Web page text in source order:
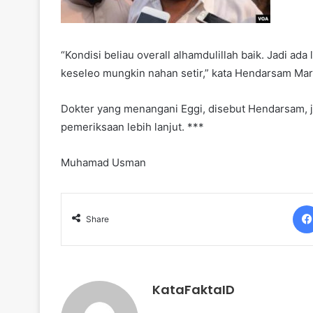
“Kondisi beliau overall alhamdulillah baik. Jadi
keseleo mungkin nahan setir,” kata Hendarsam
Dokter yang menangani Eggi, disebut
pemeriksaan lebih lanjut. ***
Muhamad Usman
Share
KataFaktaID